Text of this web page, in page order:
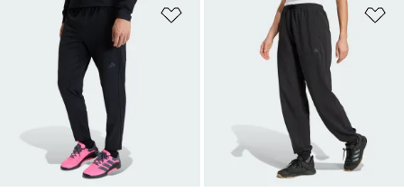
Op verlanglijst zetten